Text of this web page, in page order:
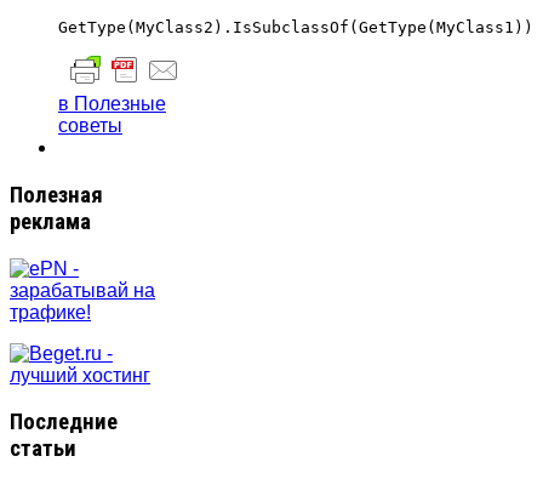
в Полезные
советы
Полезная
реклама
Последние
статьи